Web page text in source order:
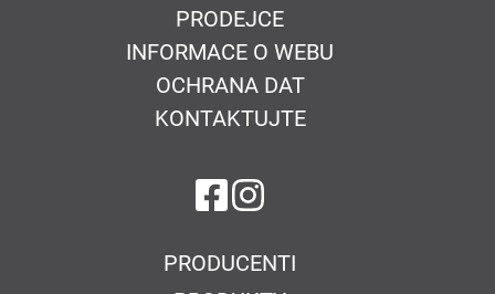
PRODEJCE
INFORMACE O WEBU
OCHRANA DAT
KONTAKTUJTE
na Facebook
na Instagram
PRODUCENTI